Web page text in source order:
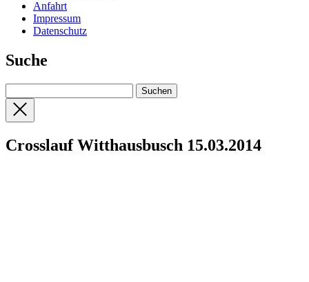
Anfahrt
Impressum
Datenschutz
Suche
Crosslauf Witthausbusch 15.03.2014